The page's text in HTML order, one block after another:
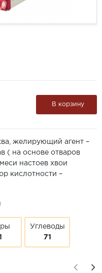
В корзину
желирующий агент –
( на основе отваров
настоев хвои
кислотности –
Углеводы
71